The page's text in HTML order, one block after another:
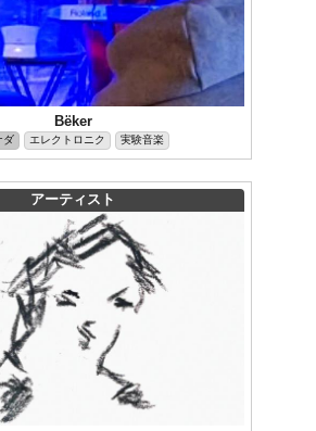
Bëker
ダ エレクトロニク 実験音楽
アーティスト